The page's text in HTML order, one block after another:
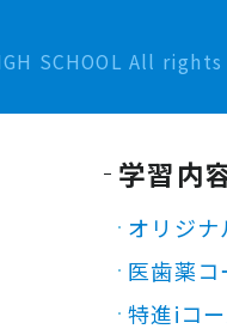
SCHOOL All
学習内
オリジ
医歯薬コ
特進iコ